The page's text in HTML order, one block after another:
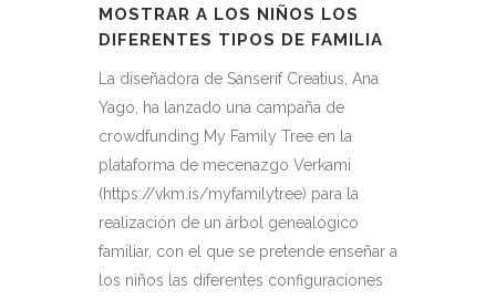
MOSTRAR A LOS NIÑOS LOS
DIFERENTES TIPOS DE FAMILIA
La diseñadora de Sanserif Creatius, Ana
Yago, ha lanzado una campaña de
crowdfunding My Family Tree en la
plataforma de mecenazgo Verkami
(https://vkm.is/myfamilytree) para la
realización de un árbol genealógico
familiar, con el que se pretende enseñar a
los niños las diferentes configuraciones